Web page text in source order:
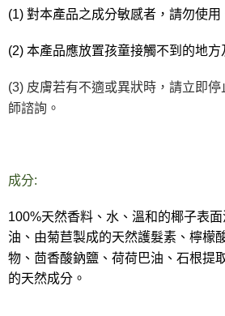
(1) 對本產品之成分敏感者，請勿使用
(2) 本產品應放置孩童接觸不到的地
(3) 皮膚若有不適或異狀時，請立即
師諮詢。
成分:
100%天然香料、水、溫和的椰子表
油、由菊苣製成的天然護髮素、檸檬
物、茴香酸鈉鹽、荷荷巴油、石根提
的天然成分。